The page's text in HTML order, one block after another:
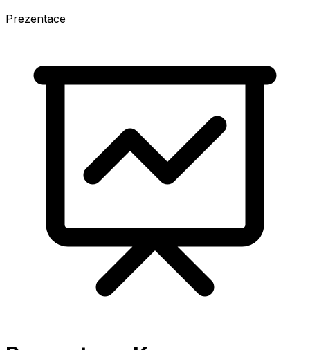
Prezentace